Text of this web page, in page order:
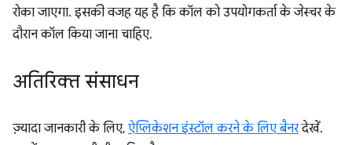
रोका जाएगा. इसकी वजह यह है कि कॉल को उपयोगकर्ता के जेस्चर के
दौरान कॉल किया जाना चाहिए.
अतिरिक्त संसाधन
ज़्यादा जानकारी के लिए, ऐप्लिकेशन इंस्टॉल करने के लिए बैनरदेखें.